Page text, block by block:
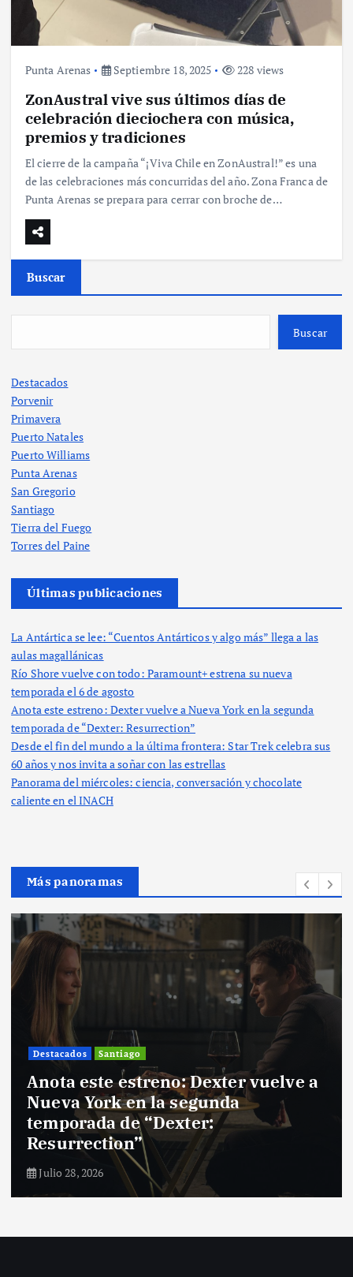
Punta Arenas Septiembre 18, 2025 228 views
ZonAustral vive sus últimos días de
celebración dieciochera con música,
premios y tradiciones
El cierre de la campaña “¡Viva Chile en ZonAustral!” es una
de las celebraciones más concurridas del año. Zona Franca de
Punta Arenas se prepara para cerrar con broche de…
Buscar
Buscar
Destacados
Porvenir
Primavera
Puerto Natales
Puerto Williams
Punta Arenas
San Gregorio
Santiago
Tierra del Fuego
Torres del Paine
Últimas publicaciones
La Antártica se lee: “Cuentos Antárticos y algo más” llega a las
aulas magallánicas
Río Shore vuelve con todo: Paramount+ estrena su nueva
temporada el 6 de agosto
Anota este estreno: Dexter vuelve a Nueva York en la segunda
temporada de “Dexter: Resurrection”
Desde el fin del mundo a la última frontera: Star Trek celebra sus
60 años y nos invita a soñar con las estrellas
Panorama del miércoles: ciencia, conversación y chocolate
caliente en el INACH
Más panoramas
Destacados Santiago
Anota este estreno: Dexter vuelve a
Nueva York en la segunda
temporada de “Dexter:
Resurrection”
Julio 28, 2026